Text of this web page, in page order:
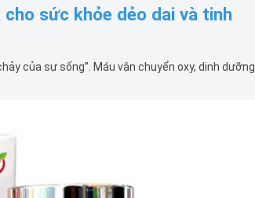
sức khỏe dẻo dai và tinh
của sự sống”. Máu vận chuyển oxy, dinh dưỡng